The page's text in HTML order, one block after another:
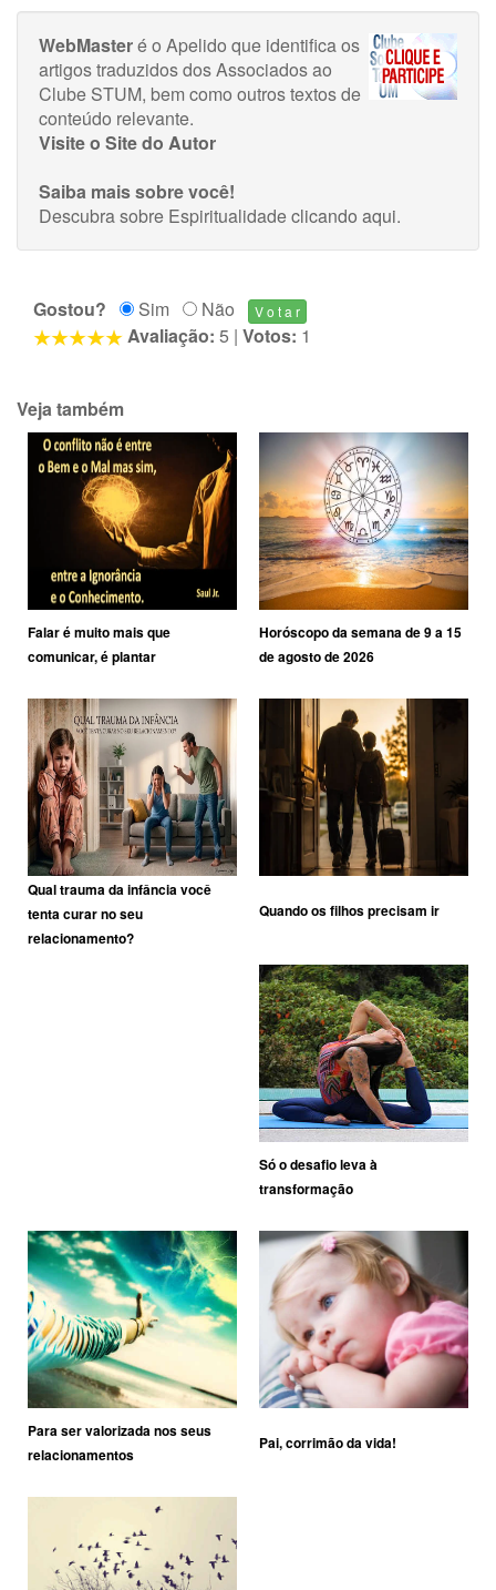
WebMasteré o Apelido que identifica os
artigos traduzidos dos Associados ao
Clube STUM, bem como outros textos de
conteúdo relevante.
Visite o Site do Autor
Saiba mais sobre você!
Descubra sobre Espiritualidadeclicando aqui.
Gostou? Sim
Não
Avaliação: 5 | Votos: 1
Veja também
Falar é muito mais que
comunicar, é plantar
Horóscopo da semana de 9 a 15
de agosto de 2026
Qual trauma da infância você
tenta curar no seu
relacionamento?
Quando os filhos precisam ir
Só o desafio leva à
transformação
Para ser valorizada nos seus
relacionamentos
Pai, corrimão da vida!